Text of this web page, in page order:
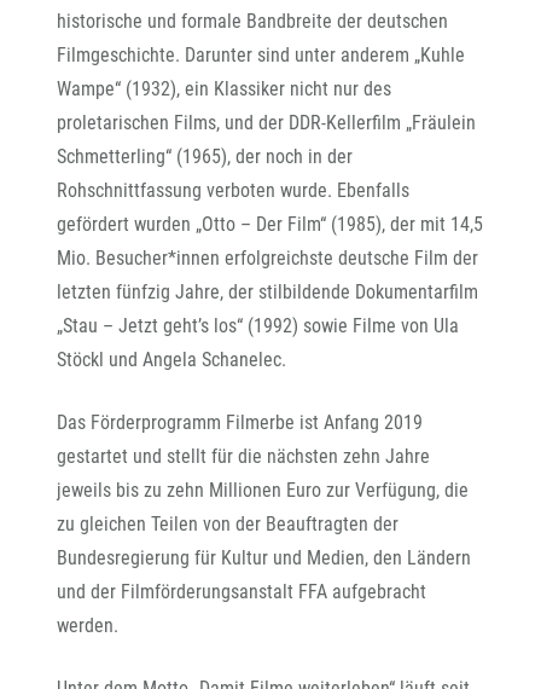
historische und formale Bandbreite der deutschen
Filmgeschichte. Darunter sind unter anderem „Kuhle
Wampe“ (1932), ein Klassiker nicht nur des
proletarischen Films, und der DDR-Kellerfilm „Fräulein
Schmetterling“ (1965), der noch in der
Rohschnittfassung verboten wurde. Ebenfalls
gefördert wurden „Otto – Der Film“ (1985), der mit 14,5
Mio. Besucher*innen erfolgreichste deutsche Film der
letzten fünfzig Jahre, der stilbildende Dokumentarfilm
„Stau – Jetzt geht’s los“ (1992) sowie Filme von Ula
Stöckl und Angela Schanelec.
Das Förderprogramm Filmerbe ist Anfang 2019
gestartet und stellt für die nächsten zehn Jahre
jeweils bis zu zehn Millionen Euro zur Verfügung, die
zu gleichen Teilen von der Beauftragten der
Bundesregierung für Kultur und Medien, den Ländern
und der Filmförderungsanstalt FFA aufgebracht
werden.